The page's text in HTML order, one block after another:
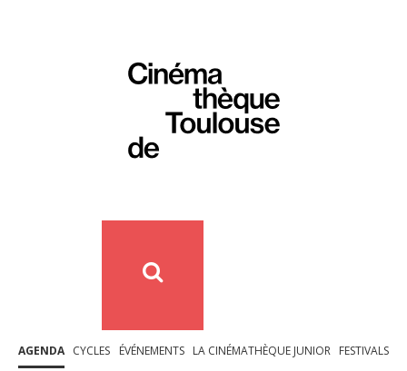
AGENDA CYCLES ÉVÉNEMENTS LA CINÉMATHÈQUE JUNIOR FESTIVALS